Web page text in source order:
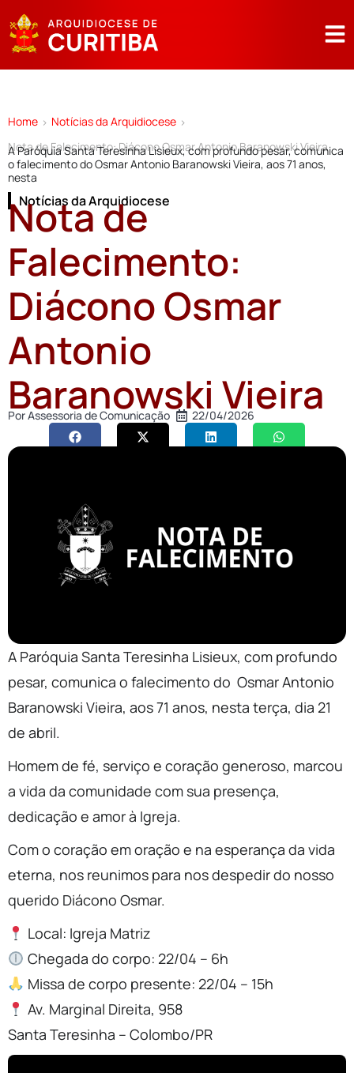
Home > Notícias da Arquidiocese >
Nota de Falecimento: Diácono Osmar Antonio Baranowski Vieira
A Paróquia Santa Teresinha Lisieux, com profundo pesar, comunica
o falecimento do Osmar Antonio Baranowski Vieira, aos 71 anos,
nesta
Notícias da Arquidiocese
Nota de
Falecimento:
Diácono Osmar
Antonio
Baranowski Vieira
PorAssessoria de Comunicação 22/04/2026
A Paróquia Santa Teresinha Lisieux, com profundo
pesar, comunica o falecimento do Osmar Antonio
Baranowski Vieira, aos 71 anos, nesta terça, dia 21
de abril.
Homem de fé, serviço e coração generoso, marcou
a vida da comunidade com sua presença,
dedicação e amor à Igreja.
Com o coração em oração e na esperança da vida
eterna, nos reunimos para nos despedir do nosso
querido Diácono Osmar.
Local: Igreja Matriz
Chegada do corpo: 22/04 – 6h
Missa de corpo presente: 22/04 – 15h
Av. Marginal Direita, 958
Santa Teresinha – Colombo/PR